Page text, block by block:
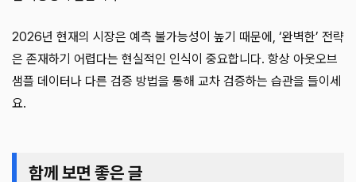
2026년 현재의 시장은 예측 불가능성이 높기 때문에, ‘완벽한’ 전략
은 존재하기 어렵다는 현실적인 인식이 중요합니다. 항상 아웃오브
샘플 데이터나 다른 검증 방법을 통해 교차 검증하는 습관을 들이세
요.
함께 보면 좋은 글